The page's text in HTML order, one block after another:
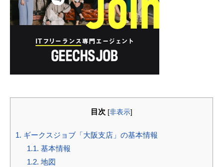
目次 [非表示]
1. ギークスジョブ「大阪支店」の基本情報
1.1. 基本情報
1.2. 地図